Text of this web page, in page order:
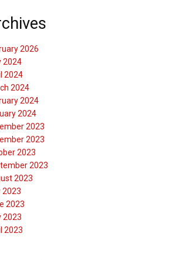
2026
2024
2024
2024
2024
2024
2023
2023
2023
2023
2023
2023
2023
2023
2023